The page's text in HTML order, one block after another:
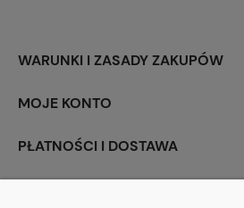
WARUNKI I ZASADY ZAKUPÓW
MOJE KONTO
PŁATNOŚCI I DOSTAWA